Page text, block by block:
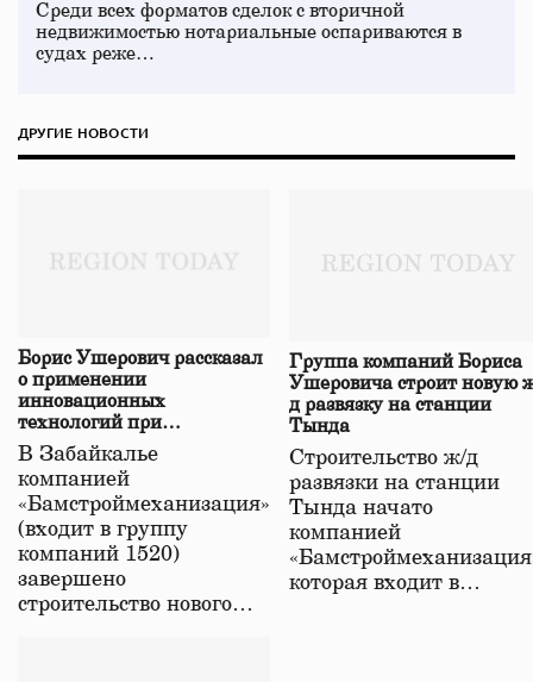
Среди всех форматов сделок с вторичной
недвижимостью нотариальные оспариваются в
судах реже…
ДРУГИЕ НОВОСТИ
Борис Ушерович рассказал
о применении
инновационных
технологий при
строительстве нового моста
в Забайкалье
В Забайкалье
компанией
«Бамстроймеханизация»
(входит в группу
компаний 1520)
завершено
строительство нового…
Группа компаний Бориса
Ушеровича строит новую
д развязку на станции
Тында
Строительство ж/д
развязки на станции
Тында начато
компанией
которая входит в…